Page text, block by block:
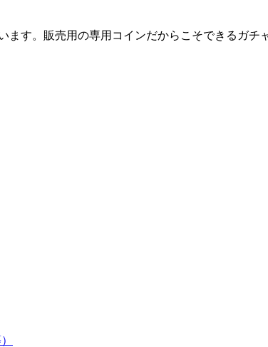
す。販売用の専用コインだからこそできるガチ